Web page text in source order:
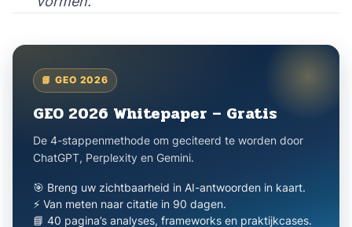
📘 GEO 2026
GEO 2026 Whitepaper – Gratis
De 4-stappenmethode om geciteerd te worden door
ChatGPT, Perplexity en Gemini.
🎯 Breng uw zichtbaarheid in AI-antwoorden in kaart.
⚡ Van meten naar citatie in 90 dagen.
📘 40 pagina’s analyses, frameworks en praktijkcases.